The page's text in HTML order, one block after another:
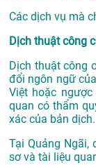
Các dịch vụ mà
Dịch thuật công
Dịch thuật công
đổi ngôn ngữ
Việt hoặc
quan có thẩm
xác của bản dịch.
Tại Quảng Ngãi,
sơ và tài liệu